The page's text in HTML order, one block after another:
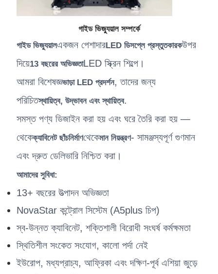
গাইড ভিজ্যুয়াল সম্পর্কে
গাইড ভিজ্যুয়ালএকজন পেশাদারLED ডিসপ্লে প্রস্তুতকারকউপর
দিয়ে13 বছরের অভিজ্ঞতাLED স্ক্রিন শিল্পে।
আমরা বিশেষজ্ঞভাড়া LED প্রদর্শন, তাদের জন্য
পরিচিতস্থায়িত্ব, উদ্ভাবন এবং স্থায়িত্ব.
সমস্ত পণ্য ডিজাইন করা হয় এবং ঘরে তৈরি করা হয় —
থেকেক্যাবিনেট ছাঁচনির্মাণথেকেমান নিয়ন্ত্রণ- সামঞ্জস্যপূর্ণ গুণমান
এবং দ্রুত ডেলিভারি নিশ্চিত করা।
আমাদের সুবিধা:
13+ বছরের উত্পাদন অভিজ্ঞতা
NovaStar কন্ট্রোল সিস্টেম (A5plus চিপ)
স্ব-উন্নত ক্যাবিনেট, শক্তিশালী বিরোধী সংঘর্ষ কর্মক্ষমতা
স্থিতিশীল সংকেত সংযোগ, কালো পর্দা নেই
ইউরোপ, মধ্যপ্রাচ্য, আফ্রিকা এবং দক্ষিণ-পূর্ব এশিয়া জুড়ে